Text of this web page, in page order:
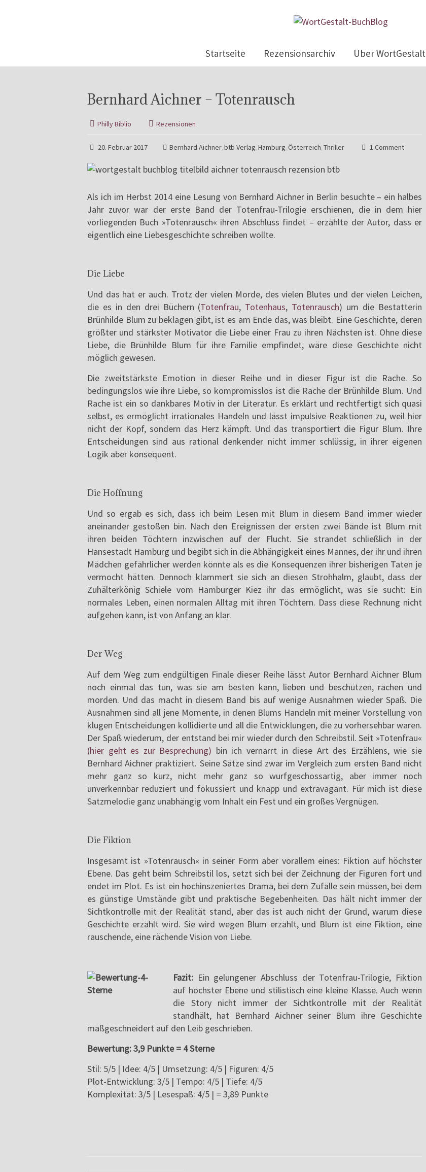
Startseite Rezensionsarchiv Über WortGestalt
Bernhard Aichner – Totenrausch
Philly Biblio Rezensionen
20. Februar 2017 Bernhard Aichner, btb Verlag, Hamburg, Österreich, Thriller 1 Comment
Als ich im Herbst 2014 eine Lesung von Bernhard Aichner in Berlin besuchte – ein halbes
Jahr zuvor war der erste Band der Totenfrau-Trilogie erschienen, die in dem hier
vorliegenden Buch »Totenrausch« ihren Abschluss findet – erzählte der Autor, dass er
eigentlich eine Liebesgeschichte schreiben wollte.
Die Liebe
Und das hat er auch. Trotz der vielen Morde, des vielen Blutes und der vielen Leichen,
die es in den drei Büchern (Totenfrau, Totenhaus, Totenrausch) um die Bestatterin
Brünhilde Blum zu beklagen gibt, ist es am Ende das, was bleibt. Eine Geschichte, deren
größter und stärkster Motivator die Liebe einer Frau zu ihren Nächsten ist. Ohne diese
Liebe, die Brünhilde Blum für ihre Familie empfindet, wäre diese Geschichte nicht
möglich gewesen.
Die zweitstärkste Emotion in dieser Reihe und in dieser Figur ist die Rache. So
bedingungslos wie ihre Liebe, so kompromisslos ist die Rache der Brünhilde Blum. Und
Rache ist ein so dankbares Motiv in der Literatur. Es erklärt und rechtfertigt sich quasi
selbst, es ermöglicht irrationales Handeln und lässt impulsive Reaktionen zu, weil hier
nicht der Kopf, sondern das Herz kämpft. Und das transportiert die Figur Blum. Ihre
Entscheidungen sind aus rational denkender nicht immer schlüssig, in ihrer eigenen
Logik aber konsequent.
Die Hoffnung
Und so ergab es sich, dass ich beim Lesen mit Blum in diesem Band immer wieder
aneinander gestoßen bin. Nach den Ereignissen der ersten zwei Bände ist Blum mit
ihren beiden Töchtern inzwischen auf der Flucht. Sie strandet schließlich in der
Hansestadt Hamburg und begibt sich in die Abhängigkeit eines Mannes, der ihr und ihren
Mädchen gefährlicher werden könnte als es die Konsequenzen ihrer bisherigen Taten je
vermocht hätten. Dennoch klammert sie sich an diesen Strohhalm, glaubt, dass der
Zuhälterkönig Schiele vom Hamburger Kiez ihr das ermöglicht, was sie sucht: Ein
normales Leben, einen normalen Alltag mit ihren Töchtern. Dass diese Rechnung nicht
aufgehen kann, ist von Anfang an klar.
Der Weg
Auf dem Weg zum endgültigen Finale dieser Reihe lässt Autor Bernhard Aichner Blum
noch einmal das tun, was sie am besten kann, lieben und beschützen, rächen und
morden. Und das macht in diesem Band bis auf wenige Ausnahmen wieder Spaß. Die
Ausnahmen sind all jene Momente, in denen Blums Handeln mit meiner Vorstellung von
klugen Entscheidungen kollidierte und all die Entwicklungen, die zu vorhersehbar waren.
Der Spaß wiederum, der entstand bei mir wieder durch den Schreibstil. Seit »Totenfrau«
(hier geht es zur Besprechung) bin ich vernarrt in diese Art des Erzählens, wie sie
Bernhard Aichner praktiziert. Seine Sätze sind zwar im Vergleich zum ersten Band nicht
mehr ganz so kurz, nicht mehr ganz so wurfgeschossartig, aber immer noch
unverkennbar reduziert und fokussiert und knapp und extravagant. Für mich ist diese
Satzmelodie ganz unabhängig vom Inhalt ein Fest und ein großes Vergnügen.
Die Fiktion
Insgesamt ist »Totenrausch« in seiner Form aber vorallem eines: Fiktion auf höchster
Ebene. Das geht beim Schreibstil los, setzt sich bei der Zeichnung der Figuren fort und
endet im Plot. Es ist ein hochinszeniertes Drama, bei dem Zufälle sein müssen, bei dem
es günstige Umstände gibt und praktische Begebenheiten. Das hält nicht immer der
Sichtkontrolle mit der Realität stand, aber das ist auch nicht der Grund, warum diese
Geschichte erzählt wird. Sie wird wegen Blum erzählt, und Blum ist eine Fiktion, eine
rauschende, eine rächende Vision von Liebe.
Fazit: Ein gelungener Abschluss der Totenfrau-Trilogie, Fiktion
auf höchster Ebene und stilistisch eine kleine Klasse. Auch wenn
die Story nicht immer der Sichtkontrolle mit der Realität
standhält, hat Bernhard Aichner seiner Blum ihre Geschichte
maßgeschneidert auf den Leib geschrieben.
Bewertung: 3,9 Punkte = 4 Sterne
Stil: 5/5 | Idee: 4/5 | Umsetzung: 4/5 | Figuren: 4/5
Plot-Entwicklung: 3/5 | Tempo: 4/5 | Tiefe: 4/5
Komplexität: 3/5 | Lesespaß: 4/5 | = 3,89 Punkte